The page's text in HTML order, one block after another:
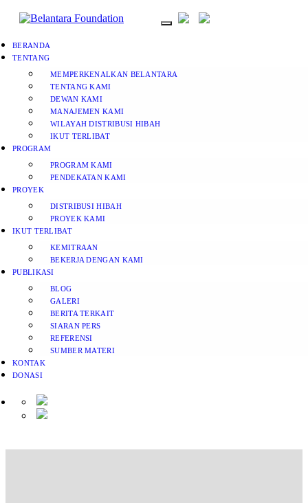
BERANDA
TENTANG
MEMPERKENALKAN BELANTARA
TENTANG KAMI
DEWAN KAMI
MANAJEMEN KAMI
WILAYAH DISTRIBUSI HIBAH
IKUT TERLIBAT
PROGRAM
PROGRAM KAMI
PENDEKATAN KAMI
PROYEK
DISTRIBUSI HIBAH
PROYEK KAMI
IKUT TERLIBAT
KEMITRAAN
BEKERJA DENGAN KAMI
PUBLIKASI
BLOG
GALERI
BERITA TERKAIT
SIARAN PERS
REFERENSI
SUMBER MATERI
KONTAK
DONASI